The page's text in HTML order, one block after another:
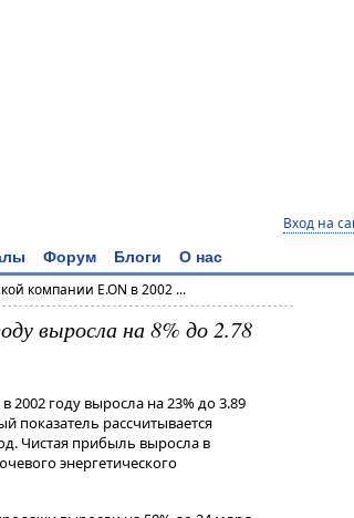
Вход на
Форум Блоги О нас
компании E.ON в 2002 ...
выросла на 8% до 2.78
году выросла на 23% до 3.89
показатель рассчитывается
Чистая прибыль выросла в
энергетического